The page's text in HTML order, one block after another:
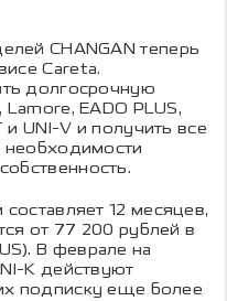
CHANGAN теперь
Careta.
долгосрочную
EADO PLUS,
и UNI-V и получить все
12 месяцев,
от 77 200 рублей в
В феврале на
K действуют
подписку еще более